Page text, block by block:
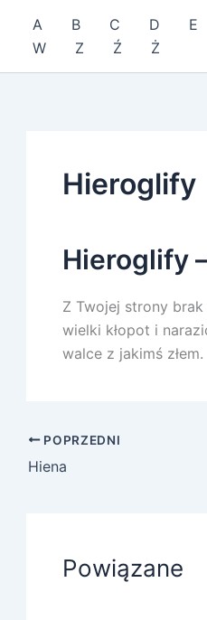
A B C D E
W
Z Ź Ż
Hieroglify
Hieroglify
Z Twojej strony
wielki kłopot i
walce z jakimś złem.
POPRZEDNI
Hiena
Powiązane